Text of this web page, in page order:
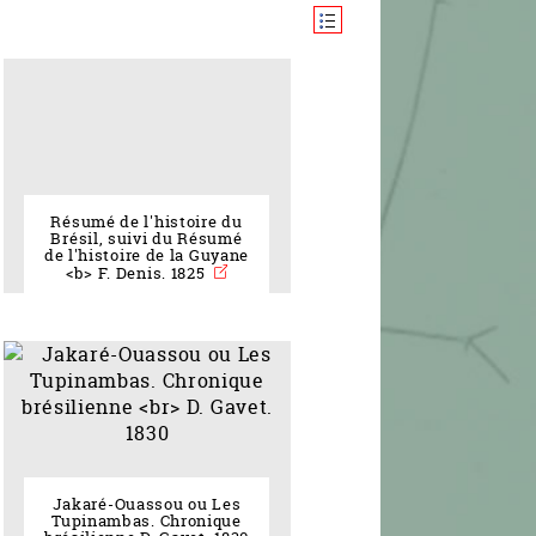
Résumé de l'histoire du
Brésil, suivi du Résumé
de l'histoire de la Guyane
<b> F. Denis. 1825
Jakaré-Ouassou ou Les
Tupinambas. Chronique